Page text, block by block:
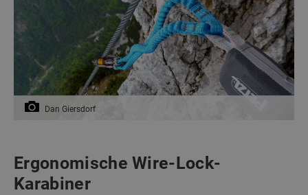
Dan Giersdorf
Ergonomische Wire-Lock-
Karabiner